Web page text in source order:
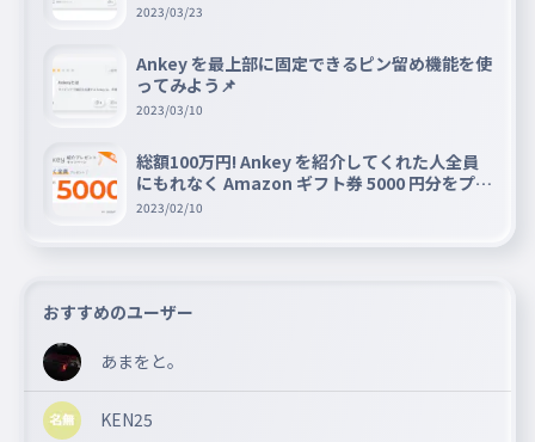
2023/03/23
Ankey を最上部に固定できるピン留め機能を使
ってみよう📌
2023/03/10
総額100万円! Ankey を紹介してくれた人全員
にもれなく Amazon ギフト券 5000 円分をプレ
ゼントキャンペーン!!
2023/02/10
おすすめのユーザー
あまをと。
KEN25